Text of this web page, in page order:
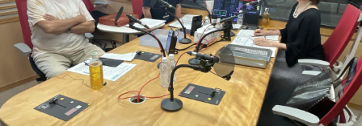
【3位】山羊座（やぎ座）
ワクワクに素直になれる日。趣味やクリエイティブなことに
時間を使うと、大きな達成感が得られそう。恋愛面でも新鮮
な展開が期待できるタイミングなので、気になる人がいるな
ら積極的に声をかけて。川べりを散歩すると気持ちがリフレ
ッシュできそう。